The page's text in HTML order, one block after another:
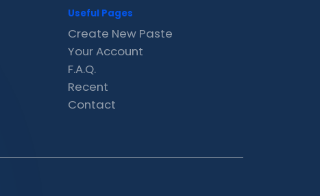
Useful Pages
Create New Paste
Your Account
F.A.Q.
Recent
Contact